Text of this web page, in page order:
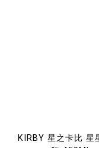
KIRBY 星之卡比 星